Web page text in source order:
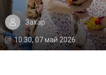
Захар
10:30, 07 май 2026